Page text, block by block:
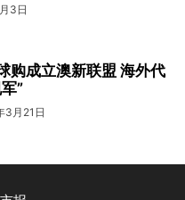
3日
购成立澳新联盟 海外代
”
3月21日